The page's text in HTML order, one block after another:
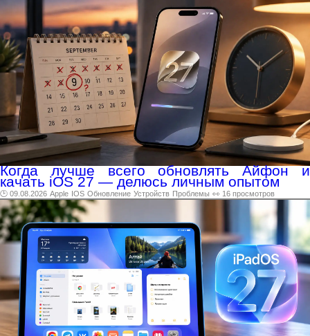
Когда лучше всего обновлять Айфон и
качать iOS 27 — делюсь личным опытом
🕑 09.08.2026 Apple IOS Обновление Устройств Проблемы 👀 16 просмотров